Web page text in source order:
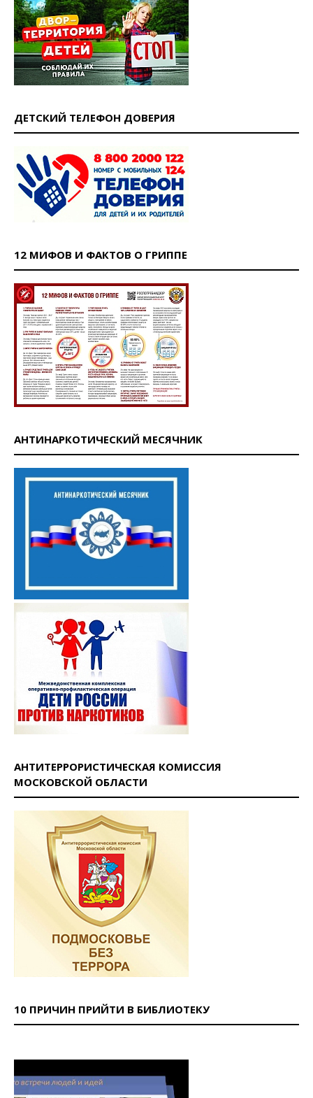
ДЕТСКИЙ ТЕЛЕФОН ДОВЕРИЯ
12 МИФОВ И ФАКТОВ О ГРИППЕ
АНТИНАРКОТИЧЕСКИЙ МЕСЯЧНИК
АНТИТЕРРОРИСТИЧЕСКАЯ КОМИССИЯ
МОСКОВСКОЙ ОБЛАСТИ
10 ПРИЧИН ПРИЙТИ В БИБЛИОТЕКУ